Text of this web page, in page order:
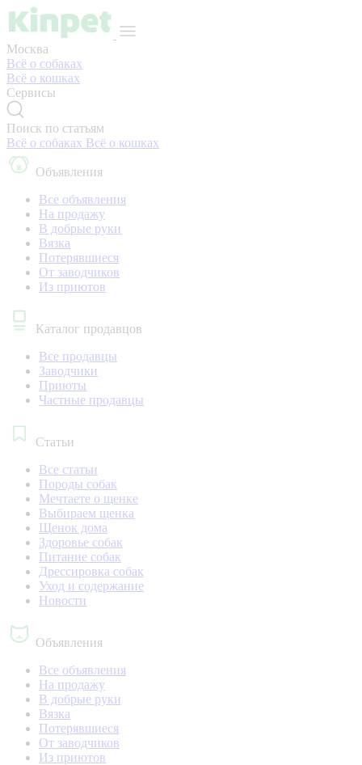
Москва
Всё о собаках
Всё о кошках
Сервисы
Поиск по статьям
Всё о собаках Всё о кошках
Объявления
Все объявления
На продажу
В добрые руки
Вязка
Потерявшиеся
От заводчиков
Из приютов
Каталог продавцов
Все продавцы
Заводчики
Приюты
Частные продавцы
Статьи
Все статьи
Породы собак
Мечтаете о щенке
Выбираем щенка
Щенок дома
Здоровье собак
Питание собак
Дрессировка собак
Уход и содержание
Новости
Объявления
Все объявления
На продажу
В добрые руки
Вязка
Потерявшиеся
От заводчиков
Из приютов